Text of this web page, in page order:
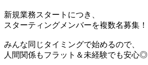
新規業務スタートにつき、
スターティングメンバーを複数名募集！
みんな同じタイミングで始めるので、
人間関係もフラット＆未経験でも安心◎